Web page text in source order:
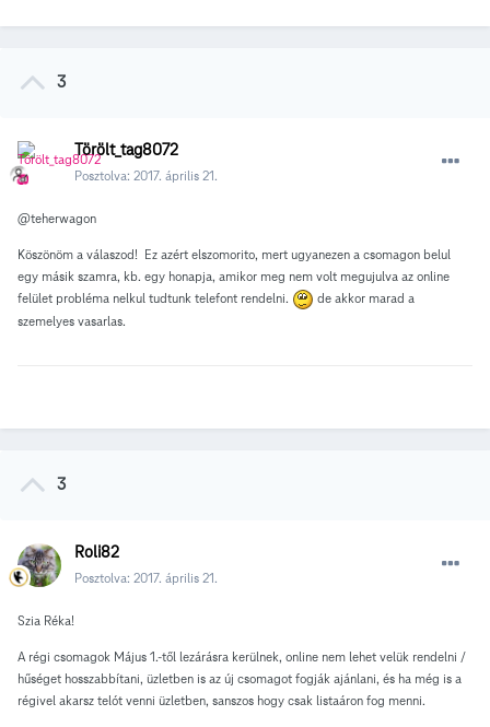
3
Törölt_tag8072
Posztolva: 2017. április 21.
@teherwagon
Köszönöm a válaszod! Ez azért elszomorito, mert ugyanezen a csomagon belul
egy másik szamra, kb. egy honapja, amikor meg nem volt megujulva az online
felület probléma nelkul tudtunk telefont rendelni.
de akkor marad a
szemelyes vasarlas.
3
Roli82
Posztolva: 2017. április 21.
Szia Réka!
A régi csomagok Május 1.-től lezárásra kerülnek, online nem lehet velük rendelni /
hűséget hosszabbítani, üzletben is az új csomagot fogják ajánlani, és ha még is a
régivel akarsz telót venni üzletben, sanszos hogy csak listaáron fog menni.